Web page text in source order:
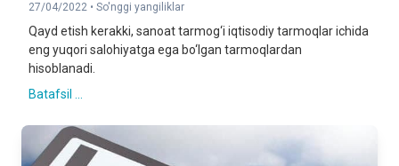
27/04/2022 • So'nggi yangiliklar
Qayd etish kerakki, sanoat tarmog‘i iqtisodiy tarmoqlar ichida
eng yuqori salohiyatga ega bo‘lgan tarmoqlardan
hisoblanadi.
Batafsil ...